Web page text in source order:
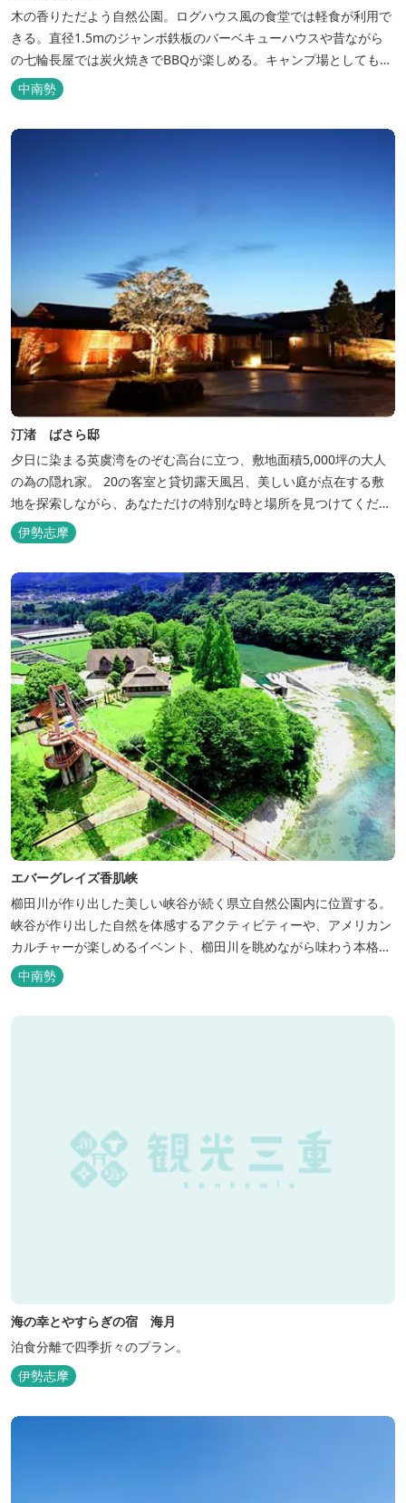
木の香りただよう自然公園。ログハウス風の食堂では軽食が利用で
きる。直径1.5mのジャンボ鉄板のバーベキューハウスや昔ながら
の七輪長屋では炭火焼きでBBQが楽しめる。キャンプ場としても人
気で、週末は多くのキャンパーでにぎわっている。バンガローや5
タイプのテントサイトがある。展望台からは市街が一望できる。ま
た桜の時期は、多くの人々でにぎわう。 バーベキューの食材は持ち
中南勢
汀渚 ばさら邸
夕日に染まる英虞湾をのぞむ高台に立つ、敷地面積5,000坪の大人
の為の隠れ家。 20の客室と貸切露天風呂、美しい庭が点在する敷
地を探索しながら、あなただけの特別な時と場所を見つけてくださ
い。
伊勢志摩
エバーグレイズ香肌峡
櫛田川が作り出した美しい峡谷が続く県立自然公園内に位置する。
峡谷が作り出した自然を体感するアクティビティーや、アメリカン
カルチャーが楽しめるイベント、櫛田川を眺めながら味わう本格的
なアメリカンＢＢＱを体験することができる。 松阪の観光情報は、
松阪観光インフォメーションサイト ワクワ...
中南勢
海の幸とやすらぎの宿 海月
泊食分離で四季折々のプラン。
伊勢志摩